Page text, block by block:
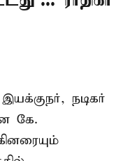
நடிகர்
கே.